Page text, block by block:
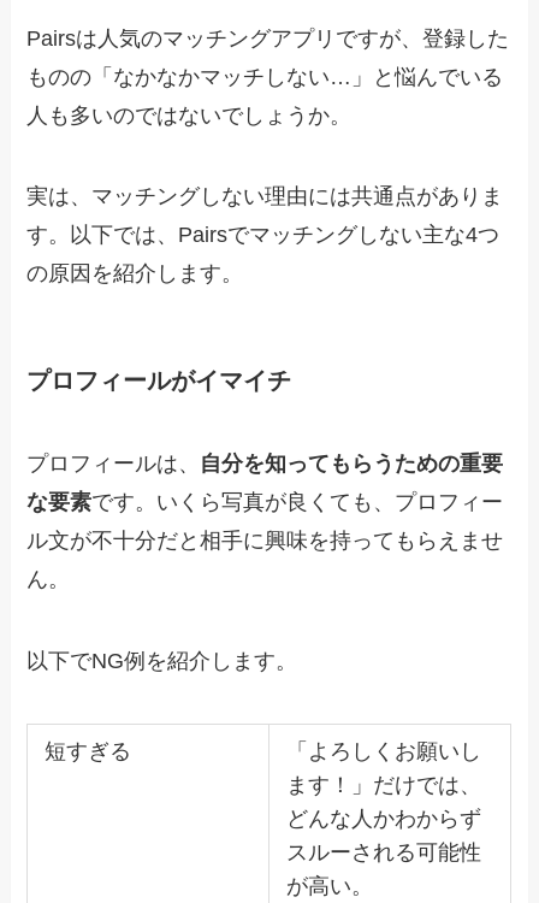
Pairsは人気のマッチングアプリですが、登録した
ものの「なかなかマッチしない…」と悩んでいる
人も多いのではないでしょうか。
実は、マッチングしない理由には共通点がありま
す。以下では、Pairsでマッチングしない主な4つ
の原因を紹介します。
プロフィールがイマイチ
プロフィールは、 自分を知ってもらうための重要
な要素です。いくら写真が良くても、プロフィー
ル文が不十分だと相手に興味を持ってもらえませ
ん。
以下でNG例を紹介します。
短すぎる
「よろしくお願いし
ます！」だけでは、
どんな人かわからず
スルーされる可能性
が高い。